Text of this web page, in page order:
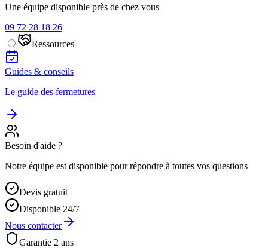
Une équipe disponible près de chez vous
09 72 28 18 26
Ressources
Guides & conseils
Le guide des fermetures
Besoin d'aide ?
Notre équipe est disponible pour répondre à toutes vos questions
Devis gratuit
Disponible 24/7
Nous contacter
Garantie 2 ans